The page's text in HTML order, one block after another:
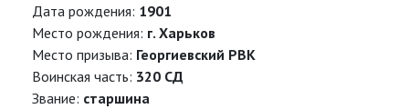
Дата рождения: 1901
Место рождения: г. Харьков
Место призыва: Георгиевский РВК
Воинская часть: 320 СД
Звание: старшина